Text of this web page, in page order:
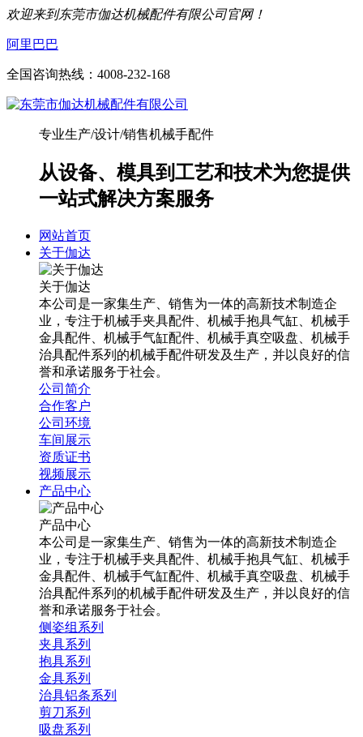
欢迎来到东莞市伽达机械配件有限公司官网！
阿里巴巴
全国咨询热线： 4008-232-168
专业生产/设计/销售机械手配件
从设备、模具到工艺和技术为您提供
一站式解决方案服务
网站首页
关于伽达
关于伽达
本公司是一家集生产、销售为一体的高新技术制造企
业，专注于机械手夹具配件、机械手抱具气缸、机械手
金具配件、机械手气缸配件、机械手真空吸盘、机械手
治具配件系列的机械手配件研发及生产，并以良好的信
誉和承诺服务于社会。
公司简介
合作客户
公司环境
车间展示
资质证书
视频展示
产品中心
产品中心
本公司是一家集生产、销售为一体的高新技术制造企
业，专注于机械手夹具配件、机械手抱具气缸、机械手
金具配件、机械手气缸配件、机械手真空吸盘、机械手
治具配件系列的机械手配件研发及生产，并以良好的信
誉和承诺服务于社会。
侧姿组系列
夹具系列
抱具系列
金具系列
治具铝条系列
剪刀系列
吸盘系列